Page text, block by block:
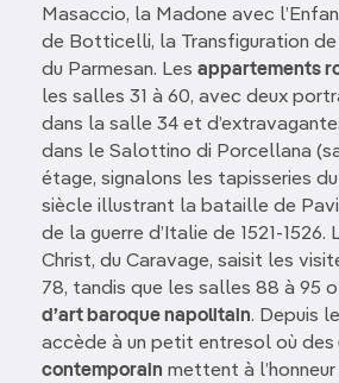
Masaccio, la Madone avec
de Botticelli, la Transfiguration de
du Parmesan. Les appartements
les salles 31 à 60, avec deux
dans la salle 34 et
dans le Salottino di Porcellana
étage, signalons les tapisseries
siècle illustrant la bataille de
de la guerre d’Italie de 1521-
Christ, du Caravage, saisit les
78, tandis que les salles 88 à 95
d’art baroque napolitain. Depuis
accède à un petit entresol où des
contemporain mettent à